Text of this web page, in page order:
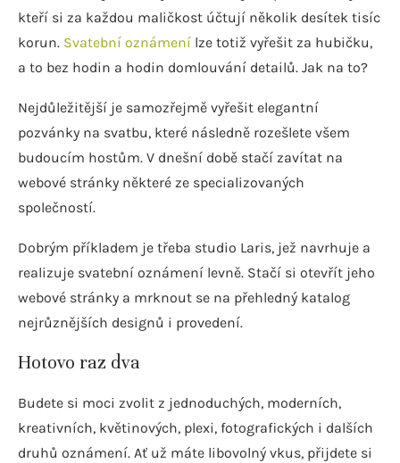
kteří si za každou maličkost účtují několik desítek tisíc
korun. Svatební oznámení lze totiž vyřešit za hubičku,
a to bez hodin a hodin domlouvání detailů. Jak na to?
Nejdůležitější je samozřejmě vyřešit elegantní
pozvánky na svatbu, které následně rozešlete všem
budoucím hostům. V dnešní době stačí zavítat na
webové stránky některé ze specializovaných
společností.
Dobrým příkladem je třeba studio Laris, jež navrhuje a
realizuje svatební oznámení levně. Stačí si otevřít jeho
webové stránky a mrknout se na přehledný katalog
nejrůznějších designů i provedení.
Hotovo raz dva
Budete si moci zvolit z jednoduchých, moderních,
kreativních, květinových, plexi, fotografických i dalších
druhů oznámení. Ať už máte libovolný vkus, přijdete si